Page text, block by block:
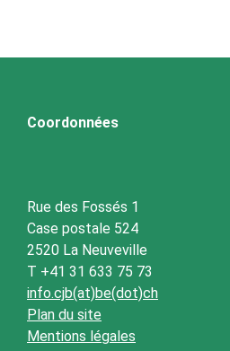
Coordonnées
Rue des Fossés 1
Case postale 524
2520 La Neuveville
T +41 31 633 75 73
info.cjb(at)be(dot)ch
Plan du site
Mentions légales